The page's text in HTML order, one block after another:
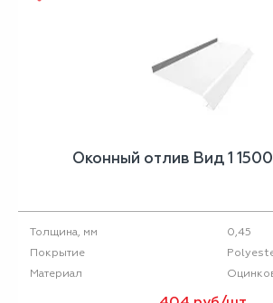
Оконный отлив Вид 1
Толщина, мм
0,45
Покрытие
Материал